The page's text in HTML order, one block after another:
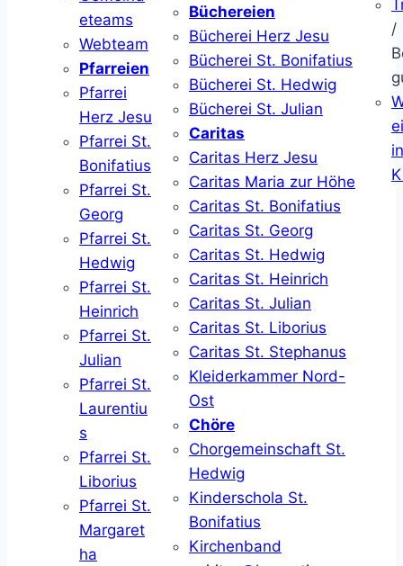
eteams
Webteam
Pfarreien
Pfarrei
Herz Jesu
Pfarrei St.
Bonifatius
Pfarrei St.
Georg
Pfarrei St.
Hedwig
Pfarrei St.
Heinrich
Pfarrei St.
Julian
Pfarrei St.
Laurentiu
s
Pfarrei St.
Liborius
Pfarrei St.
Margaret
ha
Büchereien
Bücherei Herz Jesu
Bücherei St. Bonifatius
Bücherei St. Hedwig
Bücherei St. Julian
Caritas
Caritas Herz Jesu
Caritas Maria zur Höhe
Caritas St. Bonifatius
Caritas St. Georg
Caritas St. Hedwig
Caritas St. Heinrich
Caritas St. Julian
Caritas St. Liborius
Caritas St. Stephanus
Kleiderkammer Nord-
Ost
Chöre
Chorgemeinschaft St.
Hedwig
Kinderschola St.
Bonifatius
Kirchenband
/